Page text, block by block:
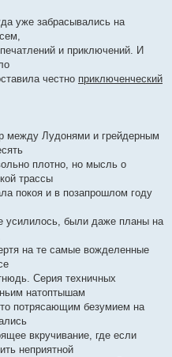
уже забрасывались на
и приключений. И
честно приключенческий
между Лудонями и грейдерным
плотно, но мысль о
трассы
покоя и в позапрошлом году
усилилось, были даже планы на
на те самые вожделенные
Серия техничных
натоптышам
потрясающим безумием на
вкручивание, где если
неприятной